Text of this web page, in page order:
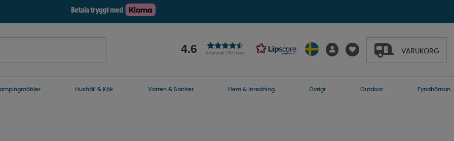
4.6 Baserat på 27021 betyg VARUKORG
Hushåll & Kök Vatten & Sanitet Hem & Inredning Övrigt Outdoor Fyndhörnan